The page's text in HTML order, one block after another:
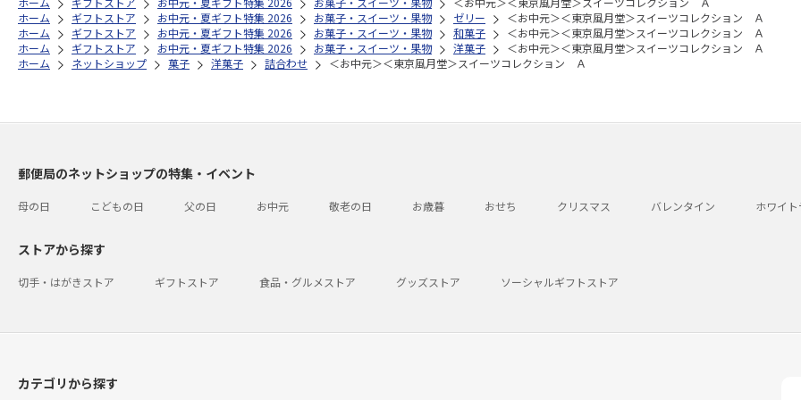
ホーム
ギフトストア お中元・夏ギフト特集 2026 お菓子・スイーツ・果物 ゼリー
＜お中元＞＜東京風月堂＞スイーツコレクション Ａ
ホーム
ギフトストア お中元・夏ギフト特集 2026 お菓子・スイーツ・果物 和菓子
＜お中元＞＜東京風月堂＞スイーツコレクション Ａ
ホーム
ギフトストア お中元・夏ギフト特集 2026 お菓子・スイーツ・果物 洋菓子
＜お中元＞＜東京風月堂＞スイーツコレクション Ａ
ホーム
ネットショップ 菓子 洋菓子 詰合わせ ＜お中元＞＜東京風月堂＞スイーツコレクション Ａ
郵便局のネットショップの特集・イベント
母の日 こどもの日 父の日 お中元 敬老の日 お歳暮 おせち クリスマス バレンタイン ホワイ
ストアから探す
切手・はがきストア ギフトストア 食品・グルメストア グッズストア ソーシャルギフトストア
カテゴリから探す